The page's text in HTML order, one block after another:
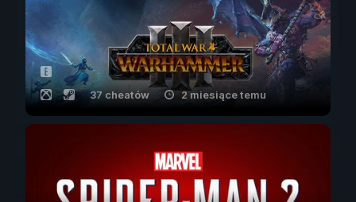
37 cheatów 2 miesiące temu